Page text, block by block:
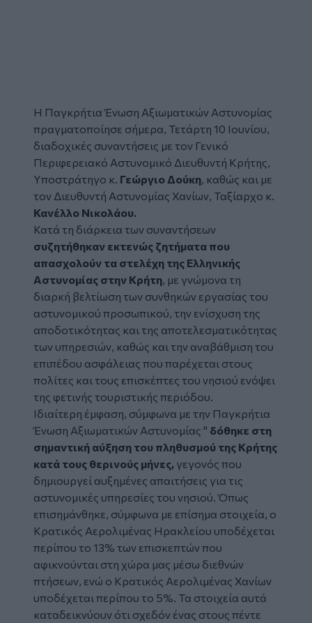
Η Παγκρήτια Ένωση Αξιωματικών Αστυνομίας
πραγματοποίησε σήμερα, Τετάρτη 10 Ιουνίου,
διαδοχικές συναντήσεις με τον Γενικό
Περιφερειακό Αστυνομικό Διευθυντή Κρήτης,
Υποστράτηγο κ. Γεώργιο Δούκη, καθώς και με
τον Διευθυντή Αστυνομίας Χανίων, Ταξίαρχο κ.
Κανέλλο Νικολάου.
Κατά τη διάρκεια των συναντήσεων
συζητήθηκαν εκτενώς ζητήματα που
απασχολούν τα στελέχη της Ελληνικής
Αστυνομίας στην Κρήτη, με γνώμονα τη
διαρκή βελτίωση των συνθηκών εργασίας του
αστυνομικού προσωπικού, την ενίσχυση της
αποδοτικότητας και της αποτελεσματικότητας
των υπηρεσιών, καθώς και την αναβάθμιση του
επιπέδου ασφάλειας που παρέχεται στους
πολίτες και τους επισκέπτες του νησιού ενόψει
της φετινής τουριστικής περιόδου.
Ιδιαίτερη έμφαση, σύμφωνα με την Παγκρήτια
Ένωση Αξιωματικών Αστυνομίας " δόθηκε στη
σημαντική αύξηση του πληθυσμού της Κρήτης
κατά τους θερινούς μήνες, γεγονός που
δημιουργεί αυξημένες απαιτήσεις για τις
αστυνομικές υπηρεσίες του νησιού. Όπως
επισημάνθηκε, σύμφωνα με επίσημα στοιχεία, ο
Κρατικός Αερολιμένας Ηρακλείου υποδέχεται
περίπου το 13% των επισκεπτών που
αφικνούνται στη χώρα μας μέσω διεθνών
πτήσεων, ενώ ο Κρατικός Αερολιμένας Χανίων
υποδέχεται περίπου το 5%. Τα στοιχεία αυτά
καταδεικνύουν ότι σχεδόν ένας στους πέντε